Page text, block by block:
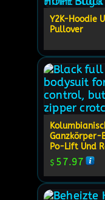
Y2K-Hoodie
Pullover
Ganzkörper-
Po-Lift Und
$ 57.97